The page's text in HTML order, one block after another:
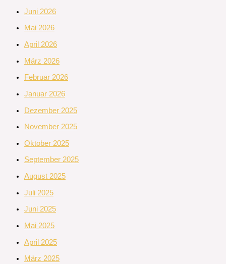
Juni 2026
Mai 2026
April 2026
März 2026
Februar 2026
Januar 2026
Dezember 2025
November 2025
Oktober 2025
September 2025
August 2025
Juli 2025
Juni 2025
Mai 2025
April 2025
März 2025